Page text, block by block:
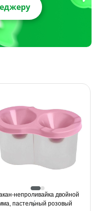
непроливайка двойной
пастельный розовый